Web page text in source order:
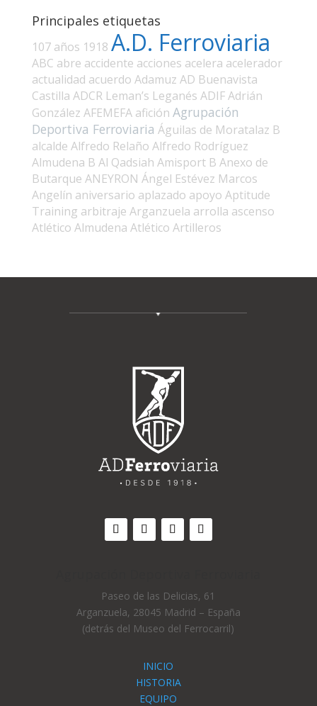
Principales etiquetas
107 años 1918 A.D. Ferroviaria
ABC abre accidente acciones acelera acelerador
actualidad acuerdo Adamuz AD Buenavista
Castilla ADCR Leman’s Leganés ADIFAdrián
González AFEMEFA afición Agrupación
Deportiva Ferroviaria Águilas de Moratalaz B
alcalde Alfredo Relaño Alfredo Rodríguez
Almudena B Al Qadsiah Amisport B Anexo de
Butarque ANEYRON Ángel Estévez Marcos
Angelín aniversario aplazado apoyo Aptitude
Training arbitraje Arganzuela arrolla ascenso
Atlético Almudena Atlético Artilleros
Paseo de las Delicias, 61
Arganzuela, 28045 Madrid – España
(detrás del Museo del Ferrocarril)
INICIO
HISTORIA
EQUIPO